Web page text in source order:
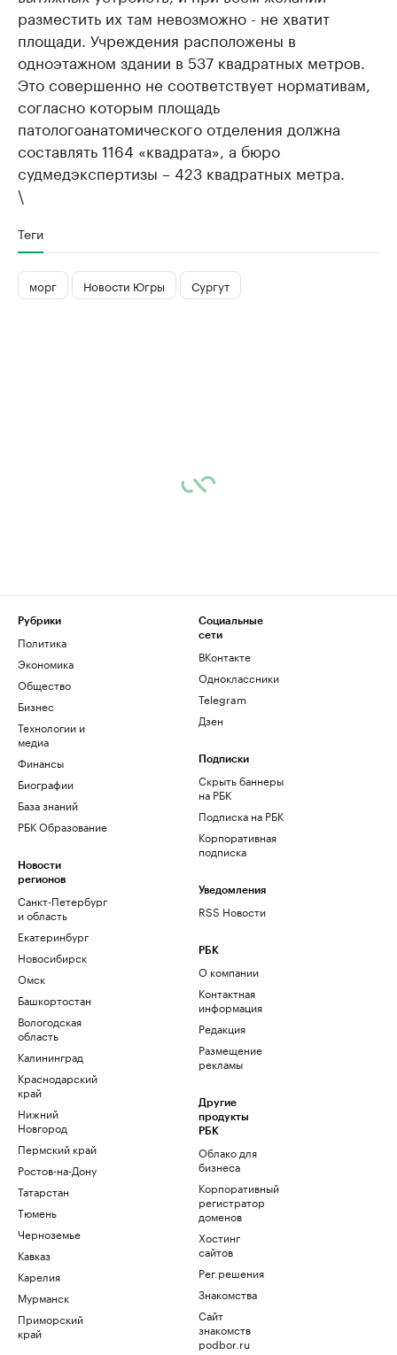
разместить их там невозможно - не хватит
площади. Учреждения расположены в
одноэтажном здании в 537 квадратных метров.
Это совершенно не соответствует нормативам,
согласно которым площадь
патологоанатомического отделения должна
составлять 1164 «квадрата», а бюро
судмедэкспертизы – 423 квадратных метра.
\
Теги
морг Новости Югры Сургут
Рубрики
Политика
Экономика
Общество
Бизнес
Технологии и
медиа
Финансы
Биографии
База знаний
РБК Образование
Новости
регионов
Санкт-Петербург
и область
Екатеринбург
Новосибирск
Омск
Башкортостан
Вологодская
область
Калининград
Краснодарский
край
Нижний
Новгород
Пермский край
Ростов-на-Дону
Татарстан
Тюмень
Черноземье
Кавказ
Карелия
Мурманск
Приморский
край
Социальные
сети
ВКонтакте
Одноклассники
Telegram
Дзен
Подписки
Скрыть баннеры
на РБК
Подписка на РБК
Корпоративная
подписка
Уведомления
RSS Новости
РБК
О компании
Контактная
информация
Редакция
Размещение
рекламы
Другие
продукты
РБК
Облако для
бизнеса
Корпоративный
регистратор
доменов
Хостинг
сайтов
Рег.решения
Знакомства
Сайт
знакомств
podbor.ru